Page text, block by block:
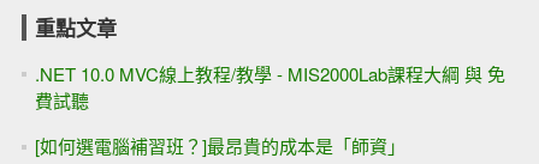
重點文章
.NET 10.0 MVC線上教程/教學 - MIS2000Lab課程大綱 與 免
費試聽
[如何選電腦補習班？]最昂貴的成本是「師資」